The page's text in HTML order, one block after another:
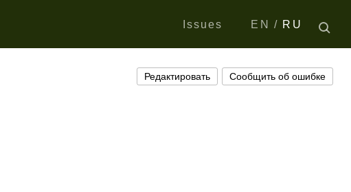
EN RU
Issues
Редактировать Сообщить об ошибке